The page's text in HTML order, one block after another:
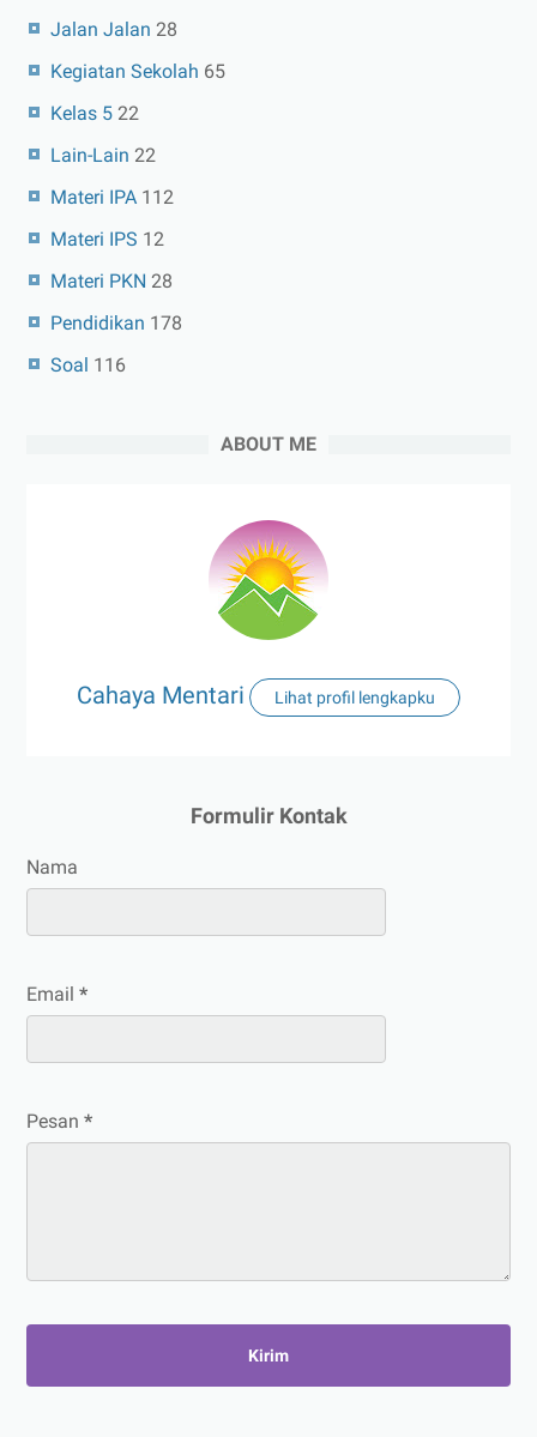
Jalan Jalan 28
Kegiatan Sekolah 65
Kelas 5 22
Lain-Lain 22
Materi IPA 112
Materi IPS 12
Materi PKN 28
Pendidikan 178
Soal 116
ABOUT ME
Cahaya Mentari Lihat profil lengkapku
Formulir Kontak
Nama
Email *
Pesan *